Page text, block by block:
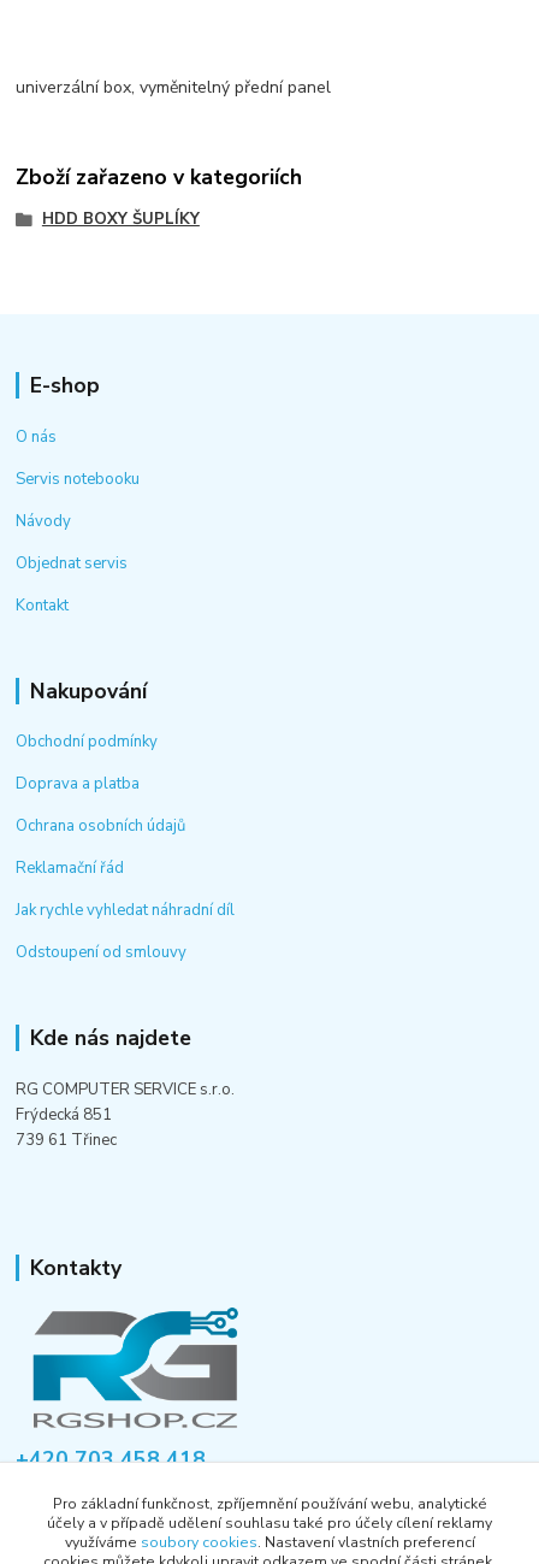
univerzální box, vyměnitelný přední panel
Zboží zařazeno v kategoriích
HDD BOXY ŠUPLÍKY
E-shop
O nás
Servis notebooku
Návody
Objednat servis
Kontakt
Nakupování
Obchodní podmínky
Doprava a platba
Ochrana osobních údajů
Reklamační řád
Jak rychle vyhledat náhradní díl
Odstoupení od smlouvy
Kde nás najdete
RG COMPUTER SERVICE s.r.o.
Frýdecká 851
739 61 Třinec
Kontakty
+420 703 458 418
informace@rgshop.cz
Pro základní funkčnost, zpříjemnění používání webu, analytické
účely a v případě udělení souhlasu také pro účely cílení reklamy
využíváme soubory cookies. Nastavení vlastních preferencí